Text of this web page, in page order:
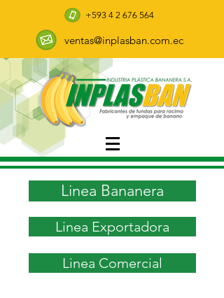
+593 4 2 676 564
ventas@inplasban.com.ec
Linea Bananera
Linea Exportadora
Linea Comercial